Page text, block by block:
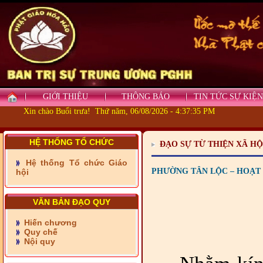
GIỚI THIỆU THÔNG BÁO
TIN TỨC SỰ KIỆN
Xin chào Buổi trưa! Thứ năm, 06/08/2026 - 4:37:36 PM
HỆ THỐNG TỔ CHỨC
Hệ thống Tổ chức Giáo
hội
VĂN BẢN ĐẠO QUY
Hiến chương
Quy chế
Nội quy
nguyện vùng biên
- BAN TRỊ SỰ XÃ ĐẠI
PHƯỚC TỈNH ĐỒNG NAI
TIẾP SỨC ĐẾN TRƯỜNG
- Xã Châu Phú khánh
thành cầu Kênh 7 - Nam
kênh Quốc Gia
- Xã Phú Lâm bàn giao 9
căn nhà Đại đoàn kết
ĐẠO SỰ TỪ THIỆN XÃ
PHƯỜNG TÂN LỘC –